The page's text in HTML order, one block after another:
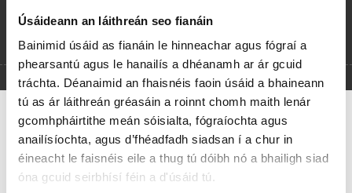
Úsáideann an láithreán seo fianáin
Bainimid úsáid as fianáin le hinneachar agus fógraí a
phearsantú agus le hanailís a dhéanamh ar ár gcuid
tráchta. Déanaimid an fhaisnéis faoin úsáid a bhaineann
tú as ár láithreán gréasáin a roinnt chomh maith lenár
gcomhpháirtithe meán sóisialta, fógraíochta agus
anailísíochta, agus d’fhéadfadh siadsan í a chur in
éineacht le faisnéis eile a thug tú dóibh nó a bhailigh siad
óna gcuid seirbhísí féin a d'úsáid tú.
Amhránaí
Stiofán Ó Cualáin
Anois Teacht an Earraigh
Anois teacht an Earraigh beidh an lá dul chun síneadh,
Is tar éis na Féil’ Bríde sea ardóidh mé seol.
Ach ó chuir mé mo cheann é ní stopfaidh me choíche
Nó go seasfaidh mé síos i lár Chondae Mhaigh Eo.”